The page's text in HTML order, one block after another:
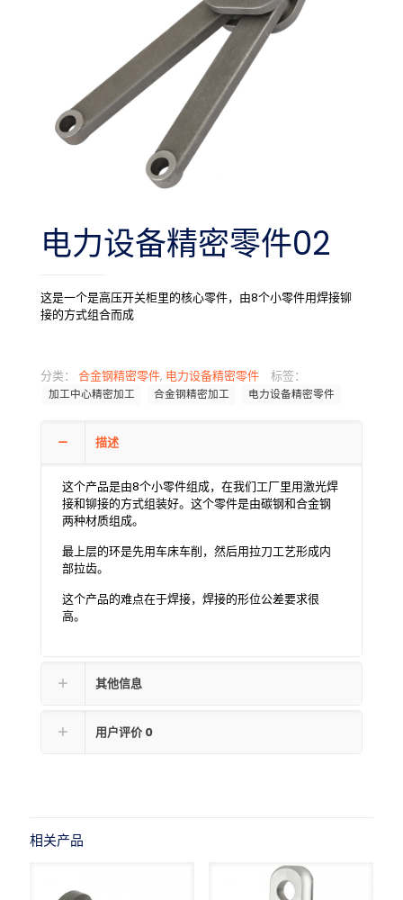
电力设备精密零件02
这是一个是高压开关柜里的核心零件，由8个小零件用焊接铆
接的方式组合而成
分类： 合金钢精密零件, 电力设备精密零件 标签：
加工中心精密加工 合金钢精密加工 电力设备精密零件
描述
这个产品是由8个小零件组成，在我们工厂里用激光焊
接和铆接的方式组装好。这个零件是由碳钢和合金钢
两种材质组成。
最上层的环是先用车床车削，然后用拉刀工艺形成内
部拉齿。
这个产品的难点在于焊接，焊接的形位公差要求很
高。
其他信息
用户评价 0
相关产品